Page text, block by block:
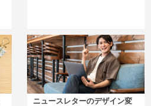
ニュースレターのデザイン変